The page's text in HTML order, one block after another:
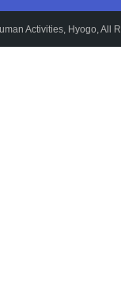
Activities, Hyogo, All